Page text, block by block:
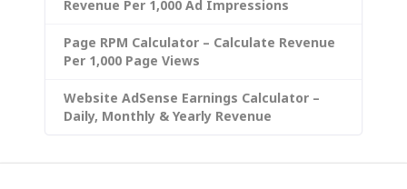
Revenue Per 1,000 Ad Impressions
Page RPM Calculator – Calculate Revenue
Per 1,000 Page Views
Website AdSense Earnings Calculator –
Daily, Monthly & Yearly Revenue